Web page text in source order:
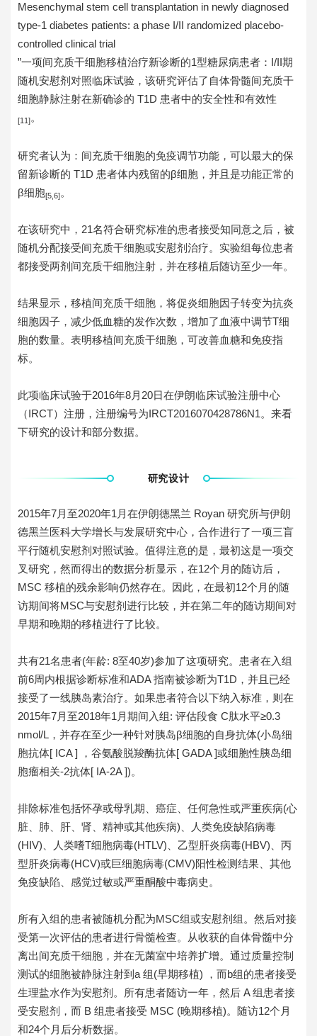
Mesenchymal stem cell transplantation in newly diagnosed
type-1 diabetes patients: a phase I/II randomized placebo-
controlled clinical trial
”一项间充质干细胞移植治疗新诊断的1型糖尿病患者：I/II期
随机安慰剂对照临床试验，该研究评估了自体骨髓间充质干
细胞静脉注射在新确诊的 T1D 患者中的安全性和有效性
[11]。
研究者认为：间充质干细胞的免疫调节功能，可以最大的保
留新诊断的 T1D 患者体内残留的β细胞，并且是功能正常的
β细胞[5,6]。
在该研究中，21名符合研究标准的患者接受知同意之后，被
随机分配接受间充质干细胞或安慰剂治疗。实验组每位患者
都接受两剂间充质干细胞注射，并在移植后随访至少一年。
结果显示，移植间充质干细胞，将促炎细胞因子转变为抗炎
细胞因子，减少低血糖的发作次数，增加了血液中调节T细
胞的数量。表明移植间充质干细胞，可改善血糖和免疫指
标。
此项临床试验于2016年8月20日在伊朗临床试验注册中心
（IRCT）注册，注册编号为IRCT2016070428786N1。来看
下研究的设计和部分数据。
研究设计
2015年7月至2020年1月在伊朗德黑兰 Royan 研究所与伊朗
德黑兰医科大学增长与发展研究中心，合作进行了一项三盲
平行随机安慰剂对照试验。值得注意的是，最初这是一项交
叉研究，然而得出的数据分析显示，在12个月的随访后，
MSC 移植的残余影响仍然存在。因此，在最初12个月的随
访期间将MSC与安慰剂进行比较，并在第二年的随访期间对
早期和晚期的移植进行了比较。
共有21名患者(年龄: 8至40岁)参加了这项研究。患者在入组
前6周内根据诊断标准和ADA 指南被诊断为T1D，并且已经
接受了一线胰岛素治疗。如果患者符合以下纳入标准，则在
2015年7月至2018年1月期间入组: 评估段食 C肽水平≥0.3
nmol/L，并存在至少一种针对胰岛β细胞的自身抗体(小岛细
胞抗体[ ICA ] ，谷氨酸脱羧酶抗体[ GADA ]或细胞性胰岛细
胞瘤相关-2抗体[ IA-2A ])。
排除标准包括怀孕或母乳期、癌症、任何急性或严重疾病(心
脏、肺、肝、肾、精神或其他疾病)、人类免疫缺陷病毒
(HIV)、人类嗜T细胞病毒(HTLV)、乙型肝炎病毒(HBV)、丙
型肝炎病毒(HCV)或巨细胞病毒(CMV)阳性检测结果、其他
免疫缺陷、感觉过敏或严重酮酸中毒病史。
所有入组的患者被随机分配为MSC组或安慰剂组。然后对接
受第一次评估的患者进行骨髓检查。从收获的自体骨髓中分
离出间充质干细胞，并在无菌室中培养扩增。通过质量控制
测试的细胞被静脉注射到a 组(早期移植) ，而b组的患者接受
生理盐水作为安慰剂。所有患者随访一年，然后 A 组患者接
受安慰剂，而 B 组患者接受 MSC (晚期移植)。随访12个月
和24个月后分析数据。